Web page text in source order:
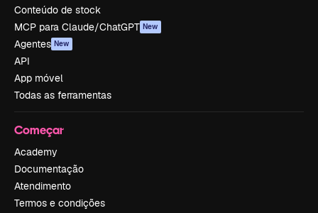
Conteúdo de stock
MCP para Claude/ChatGPT New
Agentes New
API
App móvel
Todas as ferramentas
Começar
Academy
Documentação
Atendimento
Termos e condições